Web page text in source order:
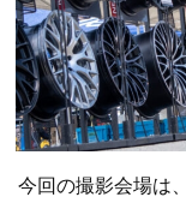
今回の撮影会場は